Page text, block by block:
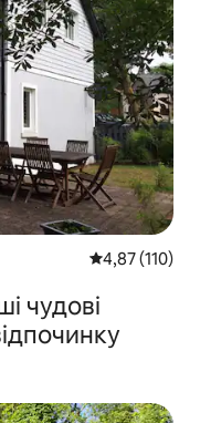
Середня
4,87 (110)
чудові